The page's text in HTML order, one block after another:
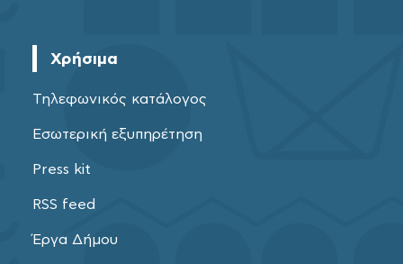
Χρήσιμα
Τηλεφωνικός κατάλογος
Εσωτερική εξυπηρέτηση
Press kit
RSS feed
Έργα Δήμου